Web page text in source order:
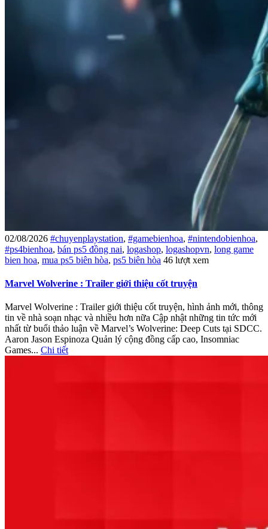
02/08/2026 #chuyenplaystation, #gamebienhoa, #nintendobienhoa,
#ps4bienhoa, bán ps5 đồng nai, logashop, logashopvn, long game
bien hoa, mua ps5 biên hòa, ps5 biên hòa 46 lượt xem
Marvel Wolverine : Trailer giới thiệu cốt truyện
Marvel Wolverine : Trailer giới thiệu cốt truyện, hình ảnh mới, thông
tin về nhà soạn nhạc và nhiều hơn nữa Cập nhật những tin tức mới
nhất từ ​​buổi thảo luận về Marvel’s Wolverine: Deep Cuts tại SDCC.
Aaron Jason Espinoza Quản lý cộng đồng cấp cao, Insomniac
Games... Chi tiết